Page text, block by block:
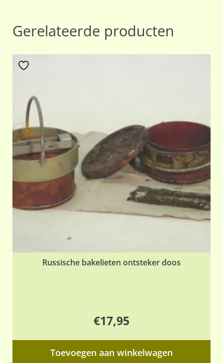
Gerelateerde producten
Russische bakelieten ontsteker doos
€17,95
Toevoegen aan winkelwagen